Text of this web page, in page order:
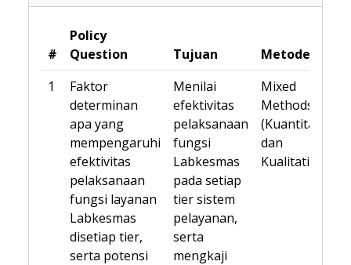
#
Policy
Question
Tujuan
Metode
1
Faktor
determinan
apa yang
mempengaruhi
efektivitas
pelaksanaan
fungsi layanan
Labkesmas
disetiap tier,
serta potensi
Menilai
efektivitas
pelaksanaan
fungsi
Labkesmas
pada setiap
tier sistem
pelayanan,
serta
mengkaji
Mixed
Methods
(Kuantitatif
dan
Kualitatif)